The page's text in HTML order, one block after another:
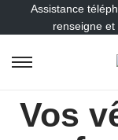
Assistance
renseigne
Vos